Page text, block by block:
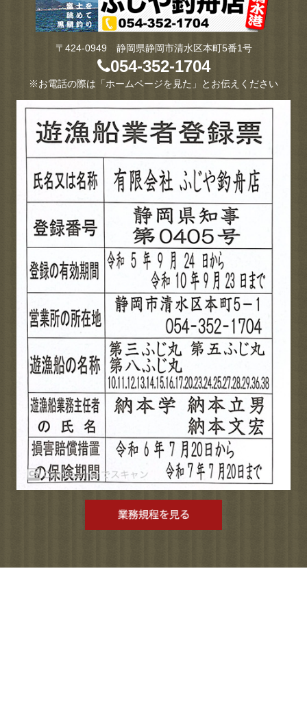
〒424-0949 静岡県静岡市清水区本町5番1号
054-352-1704
※お電話の際は「ホームページを見た」とお伝えください